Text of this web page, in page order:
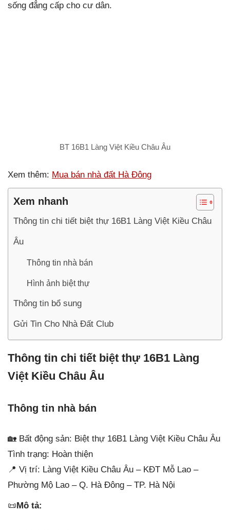
sống đẳng cấp cho cư dân.
BT 16B1 Làng Việt Kiều Châu Âu
Xem thêm: Mua bán nhà đất Hà Đông
Xem nhanh
Thông tin chi tiết biệt thự 16B1 Làng Việt Kiều Châu
Âu
Thông tin nhà bán
Hình ảnh biệt thự
Thông tin bổ sung
Gửi Tin Cho Nhà Đất Club
Thông tin chi tiết biệt thự 16B1 Làng
Việt Kiều Châu Âu
Thông tin nhà bán
🏡 Bất động sản: Biệt thự 16B1 Làng Việt Kiều Châu Âu
Tình trạng: Hoàn thiện
📍 Vị trí: Làng Việt Kiều Châu Âu – KĐT Mỗ Lao –
Phường Mộ Lao – Q. Hà Đông – TP. Hà Nội
📜Mô tả: